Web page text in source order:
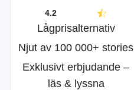
4.2
Lågprisalternativ
Njut av 100 000+ stories
Exklusivt erbjudande –
läs & lyssna